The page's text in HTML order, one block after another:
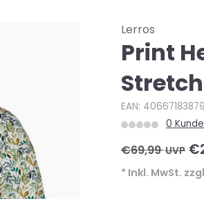
Lerros
Print
EAN:
0
€69,99UVP
* Inkl. MwSt.